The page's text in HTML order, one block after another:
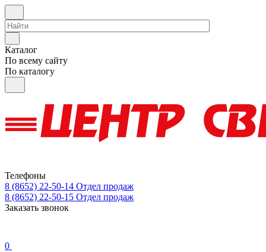
Каталог
По всему сайту
По каталогу
Телефоны
8 (8652) 22-50-14 Отдел продаж
8 (8652) 22-50-15 Отдел продаж
Заказать звонок
0